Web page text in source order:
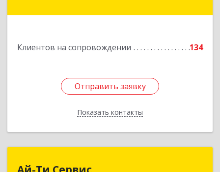
Клиентов на сопровождении 134
Отправить заявку
Показать контакты
Отправить заявку
Назад